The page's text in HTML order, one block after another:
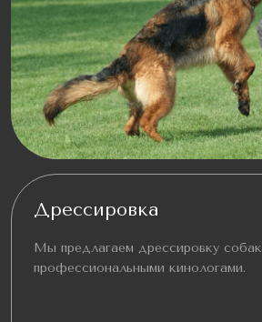
Дрессировка
Мы предлагаем дрессировку собак
профессиональными кинологами.